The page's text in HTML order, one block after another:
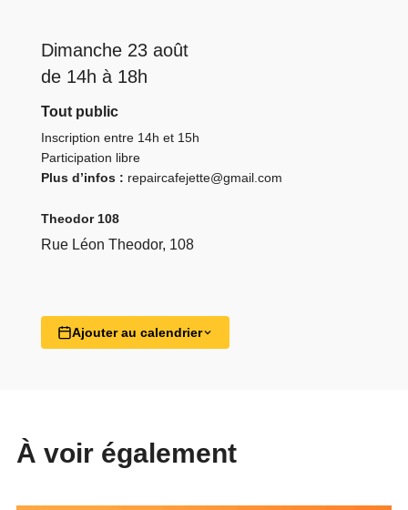
Dimanche 23 août
de 14h à 18h
Tout public
Inscription entre 14h et 15h
Participation libre
Plus d’infos : repaircafejette@gmail.com
Theodor 108
Rue Léon Theodor, 108
Ajouter au calendrier
À voir également